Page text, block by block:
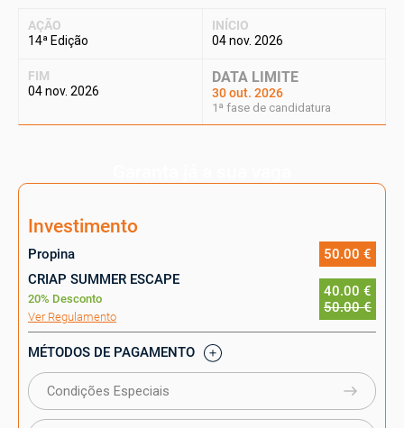
AÇÃO
14ª Edição
INÍCIO
04 nov. 2026
FIM
04 nov. 2026
DATA LIMITE
30 out. 2026
1ª fase de candidatura
Investimento
Propina
50.00 €
CRIAP SUMMER ESCAPE
20% Desconto
Ver Regulamento
40.00 €
50.00 €
MÉTODOS DE PAGAMENTO
Condições Especiais